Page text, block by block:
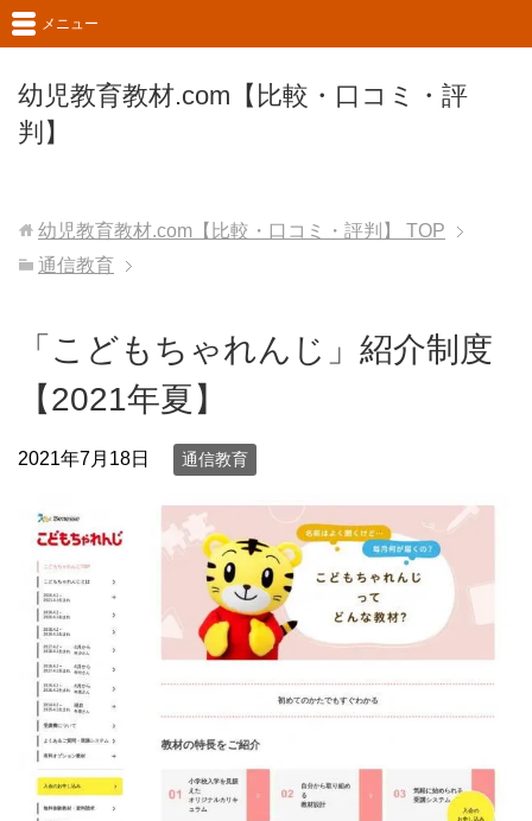
幼児教育教材.com【比較・口コミ・評
判】
メニュー
幼児教育教材.com【比較・口コミ・評判】
TOP
通信教育
「こどもちゃれんじ」紹介制度
【2021年夏】
2021年7月18日 通信教育